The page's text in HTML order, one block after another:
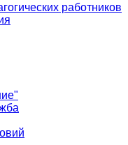
работников